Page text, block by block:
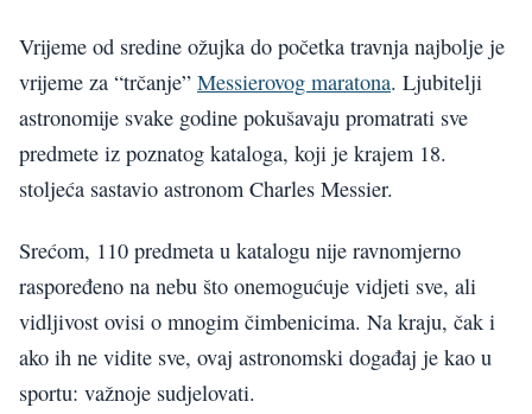
Vrijeme od sredine ožujka do početka travnja najbolje je
vrijeme za “trčanje” Messierovog maratona. Ljubitelji
astronomije svake godine pokušavaju promatrati sve
predmete iz poznatog kataloga, koji je krajem 18.
stoljeća sastavio astronom Charles Messier.
Srećom, 110 predmeta u katalogu nije ravnomjerno
raspoređeno na nebu što onemogućuje vidjeti sve, ali
vidljivost ovisi o mnogim čimbenicima. Na kraju, čak i
ako ih ne vidite sve, ovaj astronomski događaj je kao u
sportu: važnoje sudjelovati.